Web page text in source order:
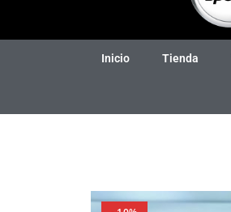
Inicio Tienda